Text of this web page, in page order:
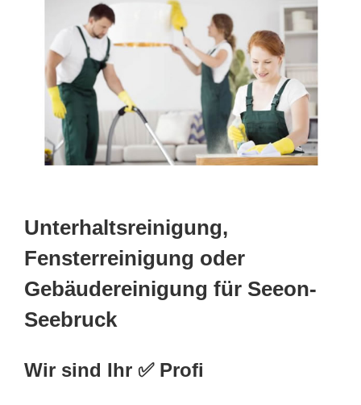
Unterhaltsreinigung,
Fensterreinigung oder
Gebäudereinigung für Seeon-
Seebruck
Wir sind Ihr ✅ Profi